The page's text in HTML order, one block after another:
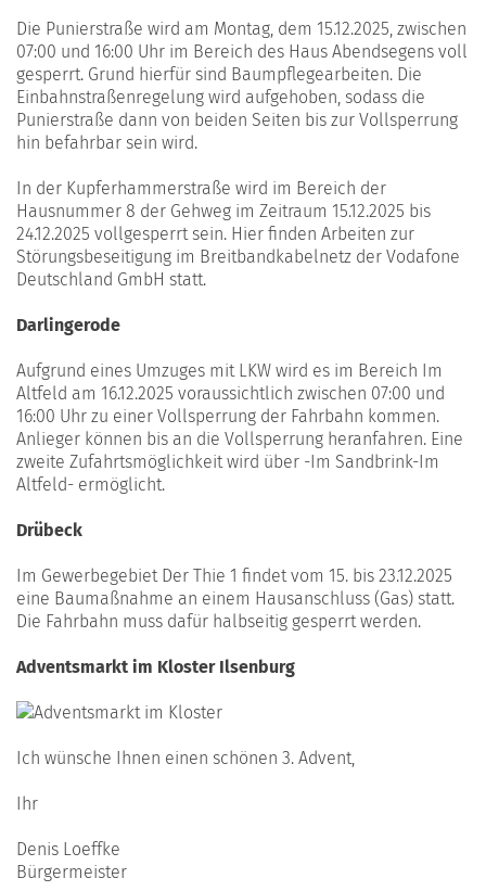
Die Punierstraße wird am Montag, dem 15.12.2025, zwischen
07:00 und 16:00 Uhr im Bereich des Haus Abendsegens voll
gesperrt. Grund hierfür sind Baumpflegearbeiten. Die
Einbahnstraßenregelung wird aufgehoben, sodass die
Punierstraße dann von beiden Seiten bis zur Vollsperrung
hin befahrbar sein wird.
In der Kupferhammerstraße wird im Bereich der
Hausnummer 8 der Gehweg im Zeitraum 15.12.2025 bis
24.12.2025 vollgesperrt sein. Hier finden Arbeiten zur
Störungsbeseitigung im Breitbandkabelnetz der Vodafone
Deutschland GmbH statt.
Darlingerode
Aufgrund eines Umzuges mit LKW wird es im Bereich Im
Altfeld am 16.12.2025 voraussichtlich zwischen 07:00 und
16:00 Uhr zu einer Vollsperrung der Fahrbahn kommen.
Anlieger können bis an die Vollsperrung heranfahren. Eine
zweite Zufahrtsmöglichkeit wird über -Im Sandbrink-Im
Altfeld- ermöglicht.
Drübeck
Im Gewerbegebiet Der Thie 1 findet vom 15. bis 23.12.2025
eine Baumaßnahme an einem Hausanschluss (Gas) statt.
Die Fahrbahn muss dafür halbseitig gesperrt werden.
Adventsmarkt im Kloster Ilsenburg
Ich wünsche Ihnen einen schönen 3. Advent,
Ihr
Denis Loeffke
Bürgermeister